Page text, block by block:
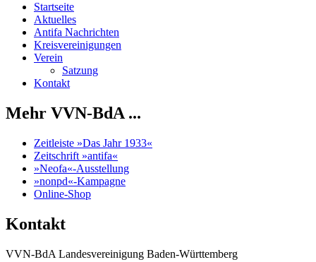
Startseite
Aktuelles
Antifa Nachrichten
Kreisvereinigungen
Verein
Satzung
Kontakt
Mehr VVN-BdA ...
Zeitleiste »Das Jahr 1933«
Zeitschrift »antifa«
»Neofa«-Ausstellung
»nonpd«-Kampagne
Online-Shop
Kontakt
VVN-BdA Landesvereinigung Baden-Württemberg